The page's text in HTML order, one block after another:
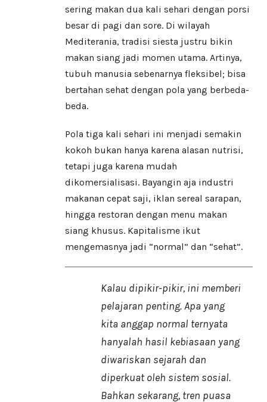
sering makan dua kali sehari dengan porsi
besar di pagi dan sore. Di wilayah
Mediterania, tradisi siesta justru bikin
makan siang jadi momen utama. Artinya,
tubuh manusia sebenarnya fleksibel; bisa
bertahan sehat dengan pola yang berbeda-
beda.
Pola tiga kali sehari ini menjadi semakin
kokoh bukan hanya karena alasan nutrisi,
tetapi juga karena mudah
dikomersialisasi. Bayangin aja industri
makanan cepat saji, iklan sereal sarapan,
hingga restoran dengan menu makan
siang khusus. Kapitalisme ikut
mengemasnya jadi “normal” dan “sehat”.
Kalau dipikir-pikir, ini memberi
pelajaran penting. Apa yang
kita anggap normal ternyata
hanyalah hasil kebiasaan yang
diwariskan sejarah dan
diperkuat oleh sistem sosial.
Bahkan sekarang, tren puasa